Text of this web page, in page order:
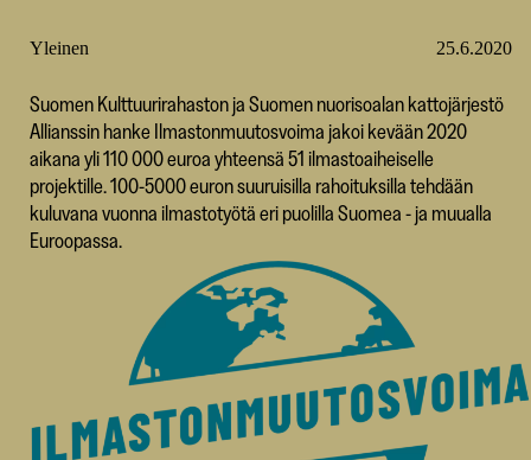
Yleinen 25.6.2020
Suomen Kulttuurirahaston ja Suomen nuorisoalan kattojärjestö
Allianssin hanke Ilmastonmuutosvoima jakoi kevään 2020
aikana yli 110 000 euroa yhteensä 51 ilmastoaiheiselle
projektille. 100-5000 euron suuruisilla rahoituksilla tehdään
kuluvana vuonna ilmastotyötä eri puolilla Suomea - ja muualla
Euroopassa.